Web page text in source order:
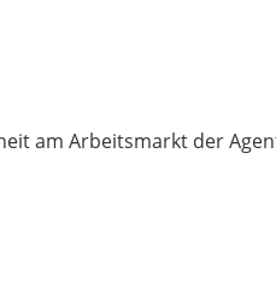
am Arbeitsmarkt der